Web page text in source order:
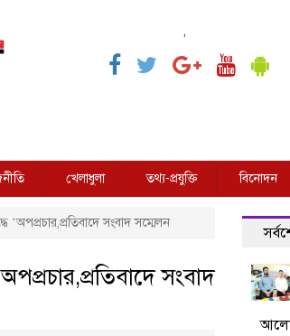
,
খেলাধুলা তথ্য-প্রযুক্তি বিনোদন
‘অপপ্রচার,প্রতিবাদে সংবাদ সম্মেলন
সংবাদ